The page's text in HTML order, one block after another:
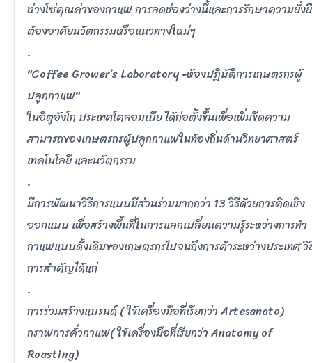
ห่วงโซ่คุณค่าของกาแฟ การลดช่องว่างนี้และการรักษาความยั่ง
ต้องอาศัยนวัตกรรมหรือแนวทางใหม่ๆ
.
"Coffee Grower’s Laboratory -ห้องปฏิบัติการเกษตรกรผู้
ปลูกกาแฟ"
ในอิตูอังโก ประเทศโคลอมเบีย ได้ก่อตั้งขึ้นเพื่อเพิ่มขีดความ
สามารถของเกษตรกรผู้ปลูกกาแฟในท้องถิ่นด้านวิทยาศาสตร์
เทคโนโลยี และนวัตกรรม
.
มีการพัฒนาวิธีการแบบมีส่วนร่วมมากกว่า 13 วิธีด้วยการคิดเชิง
ออกแบบ เพื่อสร้างพื้นที่ในการแลกเปลี่ยนความรู้ระหว่างการทำ
กาแฟแบบดั้งเดิมของเกษตรกรไปจนถึงการค้าระหว่างประเทศ วิ
การสำคัญได้แก่
.
การร่วมสร้างแบรนด์ ( ใฃ้เครื่องมือที่เรียกว่า Artesanato)
กราฟการคั่วกาแฟ( ใฃ้เครื่องมือที่เรียกว่า Anatomy of
Roasting)